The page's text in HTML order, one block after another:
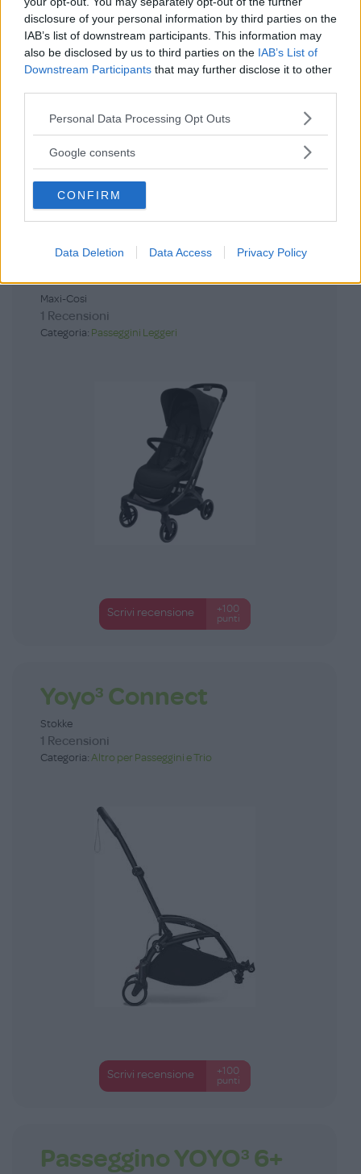
disclosure of your personal information by third parties on the
IAB’s list of downstream participants. This information may
also be disclosed by us to third parties on the IAB’s List of
Downstream Participants that may further disclose it to other
Please note that this website/app uses one or more Google
not limited to your visit or usage behaviour. You may click to
use your data for below specified purposes in below Google
consent section.
Personal Data Processing Opt Outs
Google consents
CONFIRM
Data Deletion Data Access Privacy Policy
ACCEDI
Password dimenticata?
Scopri anche
Maxi-Cosi
1 Recensioni
Categoria: Passeggini Leggeri
Scrivi recensione
+100
punti
Yoyo³ Connect
Stokke
1 Recensioni
Categoria:Altro per Passeggini e Trio
Scrivi recensione
+100
punti
Passeggino YOYO³ 6+